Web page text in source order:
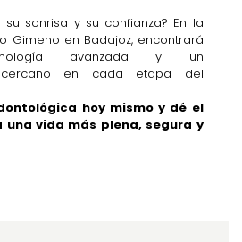
su sonrisa y su confianza? En la
Gimeno en Badajoz, encontrará
avanzada y un
cercano en cada etapa del
hoy mismo y dé el
una vida más plena, segura y